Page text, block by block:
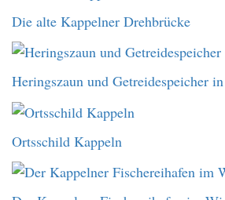
Die alte Kappelner Drehbrücke
Heringszaun und Getreidespeicher
Ortsschild Kappeln